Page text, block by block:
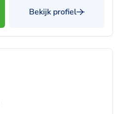
Bekijk profiel